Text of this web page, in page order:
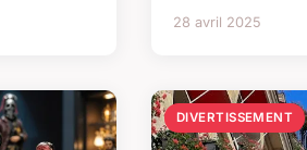
28 avril 2025
DIVERTISSEMENT